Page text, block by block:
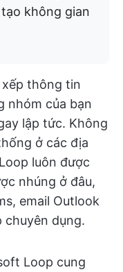
không gian
xếp thông tin
nhóm của bạn
lập tức. Không
ở các địa
luôn được
nhúng ở đâu,
email Outlook
chuyên dụng.
Loop cung